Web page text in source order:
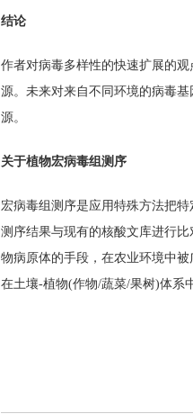
结论
作者对病毒多样性的快速扩展的
源。未来对来自不同环境的病毒
源。
关于植物宏病毒组测序
宏病毒组测序是应用特殊方法把
测序结果与现有的核酸文库进行
物病原体的手段，在农业环境中
在土壤-植物(作物/蔬菜/果树)体系